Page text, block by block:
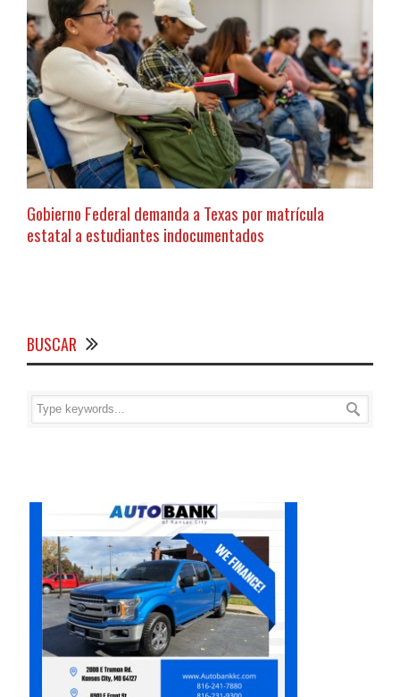
Gobierno Federal demanda a Texas por matrícula
estatal a estudiantes indocumentados
BUSCAR